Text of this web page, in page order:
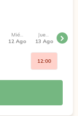
Miércoles
12 Ago
Jueves
13 Ago
12:00